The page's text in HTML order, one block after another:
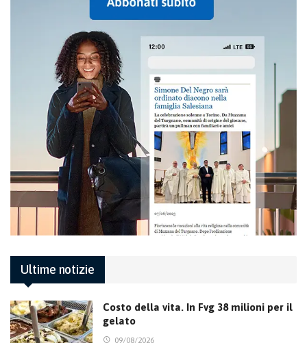
Ultime notizie
Costo della vita. In Fvg 38 milioni per il
gelato
09/08/2026